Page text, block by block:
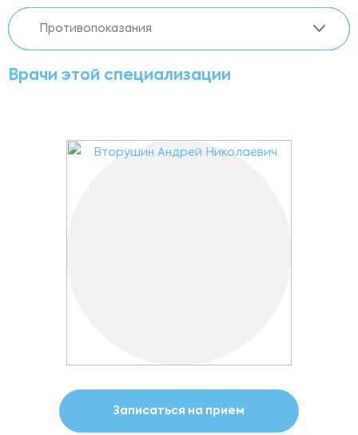
Противопоказания
Врачи этой специализации
Записаться на прием